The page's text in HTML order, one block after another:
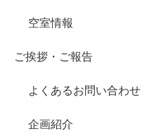
空室情報
ご挨拶・ご報告
よくあるお問い合わせ
企画紹介